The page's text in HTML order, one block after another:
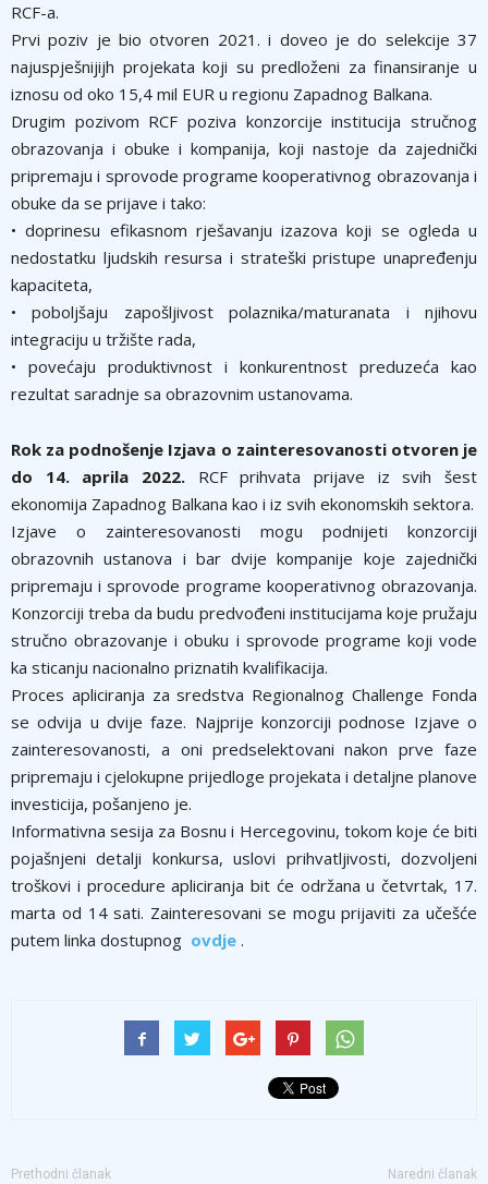
RCF-a.
Prvi poziv je bio otvoren 2021. i doveo je do selekcije 37
najuspješnijijh projekata koji su predloženi za finansiranje u
iznosu od oko 15,4 mil EUR u regionu Zapadnog Balkana.
Drugim pozivom RCF poziva konzorcije institucija stručnog
obrazovanja i obuke i kompanija, koji nastoje da zajednički
pripremaju i sprovode programe kooperativnog obrazovanja i
obuke da se prijave i tako:
• doprinesu efikasnom rješavanju izazova koji se ogleda u
nedostatku ljudskih resursa i strateški pristupe unapređenju
kapaciteta,
• poboljšaju zapošljivost polaznika/maturanata i njihovu
integraciju u tržište rada,
• povećaju produktivnost i konkurentnost preduzeća kao
rezultat saradnje sa obrazovnim ustanovama.
Rok za podnošenje Izjava o zainteresovanosti otvoren je
do 14. aprila 2022. RCF prihvata prijave iz svih šest
ekonomija Zapadnog Balkana kao i iz svih ekonomskih sektora.
Izjave o zainteresovanosti mogu podnijeti konzorciji
obrazovnih ustanova i bar dvije kompanije koje zajednički
pripremaju i sprovode programe kooperativnog obrazovanja.
Konzorciji treba da budu predvođeni institucijama koje pružaju
stručno obrazovanje i obuku i sprovode programe koji vode
ka sticanju nacionalno priznatih kvalifikacija.
Proces apliciranja za sredstva Regionalnog Challenge Fonda
se odvija u dvije faze. Najprije konzorciji podnose Izjave o
zainteresovanosti, a oni predselektovani nakon prve faze
pripremaju i cjelokupne prijedloge projekata i detaljne planove
investicija, pošanjeno je.
Informativna sesija za Bosnu i Hercegovinu, tokom koje će biti
pojašnjeni detalji konkursa, uslovi prihvatljivosti, dozvoljeni
troškovi i procedure apliciranja bit će održana u četvrtak, 17.
marta od 14 sati. Zainteresovani se mogu prijaviti za učešće
putem linka dostupnog ovdje .
Prethodni članak Naredni članak